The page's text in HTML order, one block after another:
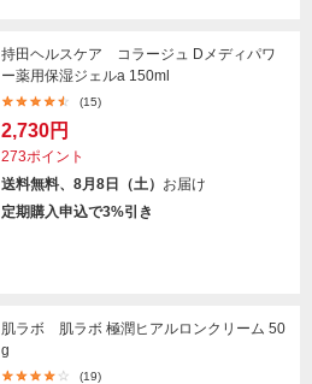
持田ヘルスケア コラージュ Dメディパワ
ー薬用保湿ジェルa 150ml
(15)
2,730円
273ポイント
送料無料、8月8日（土） お届け
定期購入申込で3%引き
肌ラボ 肌ラボ 極潤ヒアルロンクリーム 50
g
(19)